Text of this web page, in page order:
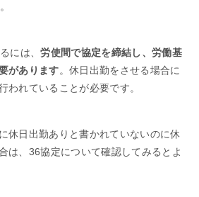
には、労使間で協定を締結し、労働基
があります。休日出勤をさせる場合に
われていることが必要です。
休日出勤ありと書かれていないのに休
は、36協定について確認してみるとよ